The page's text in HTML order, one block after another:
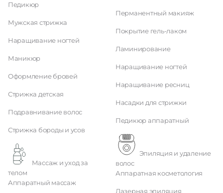
Педикюр
Мужская стрижка
Наращивание ногтей
Маникюр
Оформление бровей
Стрижка детская
Подравнивание волос
Стрижка бороды и усов
телом
Аппаратный массаж
Перманентный макияж
Покрытие гель-лаком
Ламинирование
Наращивание ногтей
Наращивание ресниц
Насадки для стрижки
Педикюр аппаратный
волос
Аппаратная косметология
Лазерная эпиляция